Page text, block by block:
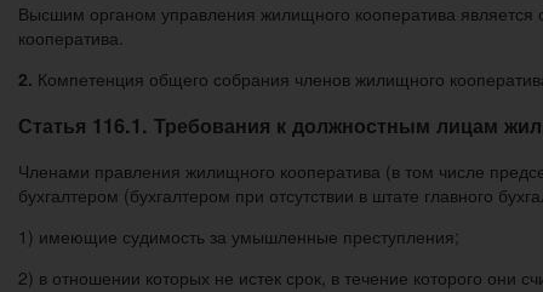
Высшим органом управления жилищного кооператива
кооператива.
2. Компетенция общего собрания членов жилищного
Статья 116.1. Требования к должностным лицам
Членами правления жилищного кооператива (в том числе
бухгалтером (бухгалтером при отсутствии в штате главного
1) имеющие судимость за умышленные преступления;
2) в отношении которых не истек срок, в течение которого они